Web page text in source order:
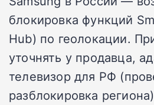
блокировка функций
Hub) по геолокации.
уточнять у продавца,
телевизор для РФ
разблокировка